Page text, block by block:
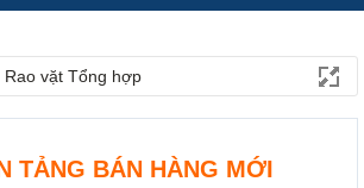
Rao vặt Tổng hợp
TẢNG BÁN HÀNG MỚI